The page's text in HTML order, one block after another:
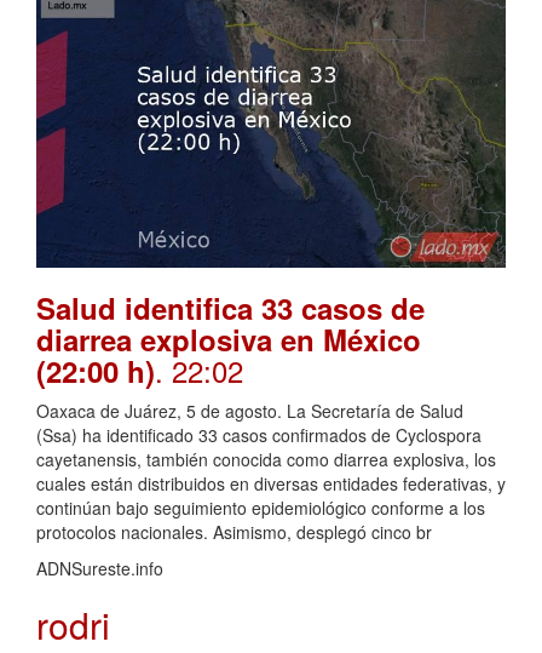
Salud identifica 33 casos de
diarrea explosiva en México
(22:00 h). 22:02
Oaxaca de Juárez, 5 de agosto. La Secretaría de Salud
(Ssa) ha identificado 33 casos confirmados de Cyclospora
cayetanensis, también conocida como diarrea explosiva, los
cuales están distribuidos en diversas entidades federativas, y
continúan bajo seguimiento epidemiológico conforme a los
protocolos nacionales. Asimismo, desplegó cinco br
ADNSureste.info
rodri